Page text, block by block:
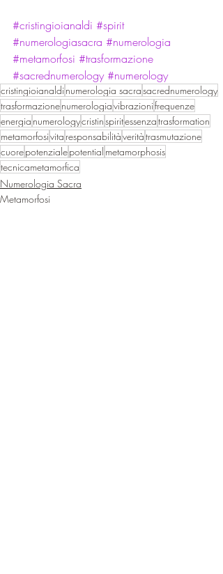
#cristingioianaldi #spirit
#numerologiasacra #numerologia
#metamorfosi #trasformazione
#sacrednumerology #numerology
cristingioianaldinumerologia sacrasacrednumerology
trasformazionenumerologiavibrazionifrequenze
energia numerologycristinspiritessenzatrasformation
metamorfosivita responsabilitàveritàtrasmutazione
cuorepotenzialepotential metamorphosis
tecnicametamorfica
Numerologia Sacra
Metamorfosi